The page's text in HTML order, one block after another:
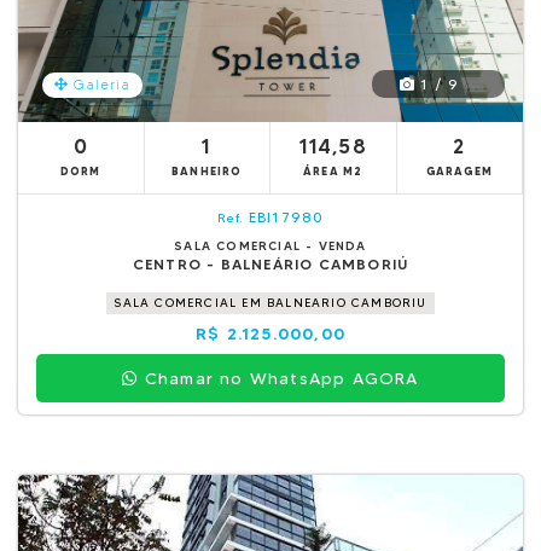
Galeria 1 / 9
0
DORM
1
BANHEIRO
114,58
ÁREA M2
2
GARAGEM
Ref. EBI17980
SALA COMERCIAL - VENDA
CENTRO - BALNEÁRIO CAMBORIÚ
SALA COMERCIAL EM BALNEARIO CAMBORIU
R$ 2.125.000,00
Chamar no WhatsApp AGORA